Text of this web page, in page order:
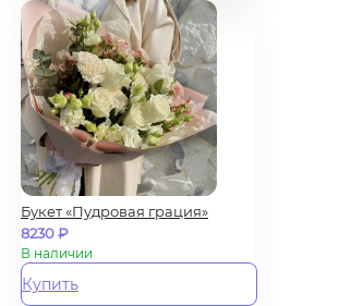
Букет «Пудровая грация»
8230₽
В наличии
Купить